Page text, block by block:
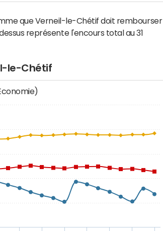
que Verneil-le-Chétif doit rembourser
représente l'encours total au 31
le-Chétif